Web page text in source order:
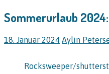
Sommerurlaub
18. Januar 2024 Aylin
Rocksweeper/